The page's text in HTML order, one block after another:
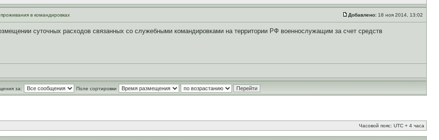
в командировках Добавлено: 18 ноя 2014, 13:02
суточных расходов связанных со служебными командировками на территории РФ военнослужащим за счет средств
за: Поле сортировки
Часовой пояс: UTC + 4 часа